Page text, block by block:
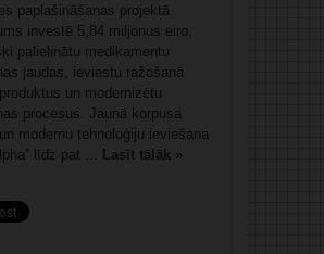
paplašināšanas projektā
investē 5,84 miljonus eiro,
palielinātu medikamentu
jaudas, ieviestu ražošanā
un modernizētu
procesus. Jaunā korpusa
modernu tehnoloģiju ieviešana
līdz pat ... Lasīt tālāk »